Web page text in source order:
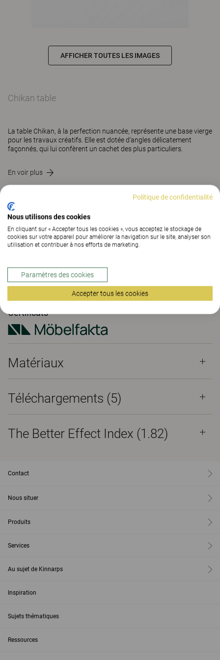
AFFICHER TOUTES LES IMAGES
Chikan table
La table Chikan, à la perfection nuancée, représente une base vierge
pour les travaux créatifs. Elle est dotée d'angles délicatement
façonnés, qui lui confèrent un cachet des plus particuliers.
En voir plus
TROUVER UNE DE NOS AGENCES
Matériaux Téléchargements (5)
The Better Effect Index (1.82)
Certificats
Matériaux
Téléchargements (5)
The Better Effect Index (1.82)
Contact
Nous situer
Produits
Services
Au sujet de Kinnarps
Inspiration
Sujets thématiques
Ressources
Politique de confidentialité
Nous utilisons des cookies
En cliquant sur « Accepter tous les cookies », vous acceptez le stockage de
cookies sur votre appareil pour améliorer la navigation sur le site, analyser son
utilisation et contribuer à nos efforts de marketing.
Paramètres des cookies
Accepter tous les cookies